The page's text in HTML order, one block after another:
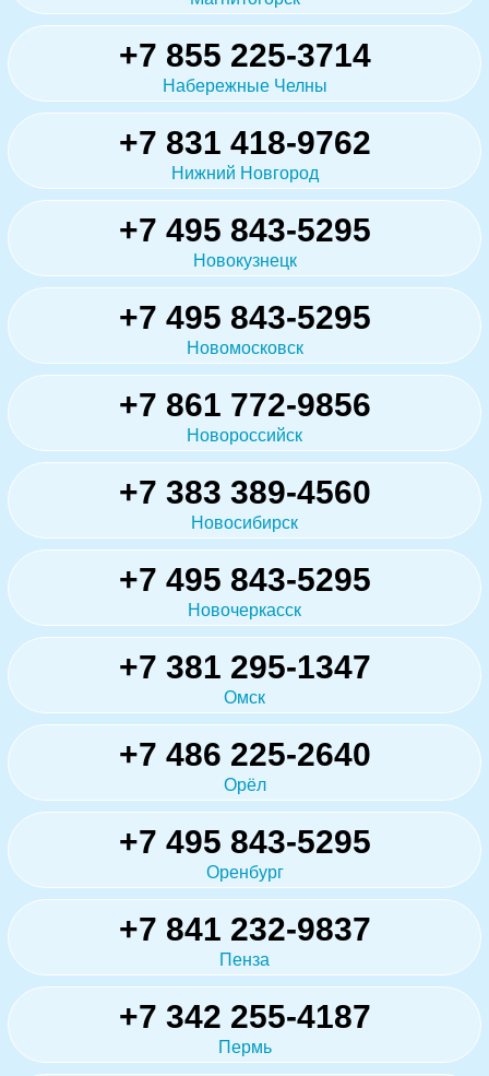
+7 855 225-3714
Набережные Челны
+7 831 418-9762
Нижний Новгород
+7 495 843-5295
Новокузнецк
+7 495 843-5295
Новомосковск
+7 861 772-9856
Новороссийск
+7 383 389-4560
Новосибирск
+7 495 843-5295
Новочеркасск
+7 381 295-1347
Омск
+7 486 225-2640
Орёл
+7 495 843-5295
Оренбург
+7 841 232-9837
Пенза
+7 342 255-4187
Пермь